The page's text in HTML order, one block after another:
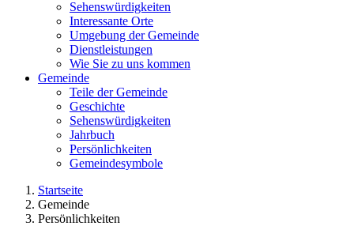
Sehenswürdigkeiten
Interessante Orte
Umgebung der Gemeinde
Dienstleistungen
Wie Sie zu uns kommen
Gemeinde
Teile der Gemeinde
Geschichte
Sehenswürdigkeiten
Jahrbuch
Persönlichkeiten
Gemeindesymbole
Startseite
Gemeinde
Persönlichkeiten